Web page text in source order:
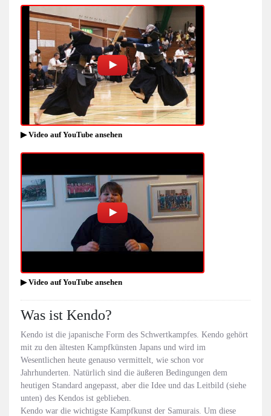
Was ist Kendo?
Kendo ist die japanische Form des Schwertkampfes. Kendo gehört
mit zu den ältesten Kampfkünsten Japans und wird im
Wesentlichen heute genauso vermittelt, wie schon vor
Jahrhunderten. Natürlich sind die äußeren Bedingungen dem
heutigen Standard angepasst, aber die Idee und das Leitbild (siehe
unten) des Kendos ist geblieben.
Kendo war die wichtigste Kampfkunst der Samurais. Um diese
▶ Video auf YouTube ansehen
▶ Video auf YouTube ansehen